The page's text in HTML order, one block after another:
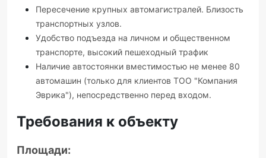
Пересечение крупных автомагистралей. Близость
транспортных узлов.
Удобство подъезда на личном и общественном
транспорте, высокий пешеходный трафик
Наличие автостоянки вместимостью не менее 80
автомашин (только для клиентов ТОО "Компания
Эврика"), непосредственно перед входом.
Требования к объекту
Площади: